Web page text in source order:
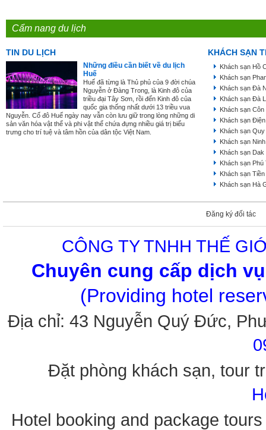
Cẩm nang du lịch
TIN DU LỊCH
Những điều cần biết về du lịch
Huế
Huế đã từng là Thủ phủ của 9 đời chúa
Nguyễn ở Đàng Trong, là Kinh đô của
triều đại Tây Sơn, rồi đến Kinh đô của
quốc gia thống nhất dưới 13 triều vua
Nguyễn. Cố đô Huế ngày nay vẫn còn lưu giữ trong lòng những di
sản văn hóa vật thể và phi vật thể chứa đựng nhiều giá trị biểu
trưng cho trí tuệ và tâm hồn của dân tộc Việt Nam.
KHÁCH SẠN
Khách sạn Hồ
Khách sạn
Khách sạn Đà
Khách sạn Đà
Khách sạn
Khách sạn
Khách sạn
Khách sạn
Khách sạn Dak
Khách sạn Phú
Khách sạn
Khách sạn Hà
Đăng ký đối tác
CÔNG TY TNHH THẾ
Chuyên cung cấp dịch
(Providing hotel
Địa chỉ: 43 Nguyễn Quý Đức,
Đặt phòng khách sạn, tour
Hotel booking and package